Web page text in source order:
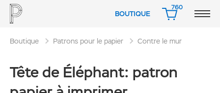
BOUTIQUE
760
PANIER
Boutique Patrons pour le papier Contre le mur
Tête de Éléphant: patron